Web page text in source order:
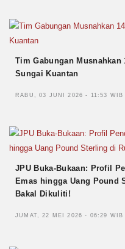
Tim Gabungan
Sungai Kuantan
RABU, 03 JUNI 2026 - 11:53 WIB
JPU Buka-Bukaan: Profil
Emas hingga Uang Pound
Bakal Dikuliti!
JUMAT, 22 MEI 2026 - 06:29 WIB